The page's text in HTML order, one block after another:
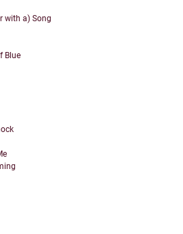
with a) Song
Blue